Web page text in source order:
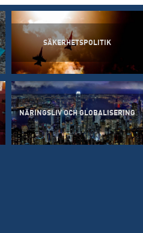
SÄKERHETSPOLITIK
NÄRINGSLIV OCH GLOBALISERING